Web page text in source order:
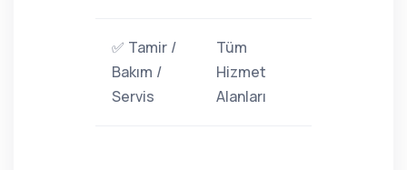
✅ Tamir /
Bakım /
Servis
Tüm
Hizmet
Alanları